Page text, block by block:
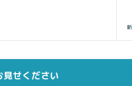
せください